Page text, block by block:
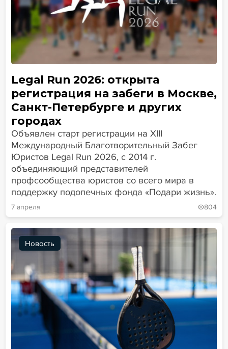
Legal Run 2026: открыта
регистрация на забеги в Москве,
Санкт-Петербурге и других
городах
Объявлен старт регистрации на XIII
Международный Благотворительный Забег
Юристов Legal Run 2026, с 2014 г.
объединяющий представителей
профсообщества юристов со всего мира в
поддержку подопечных фонда «Подари жизнь».
7 апреля 804
Новость